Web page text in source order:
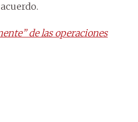
de las operaciones